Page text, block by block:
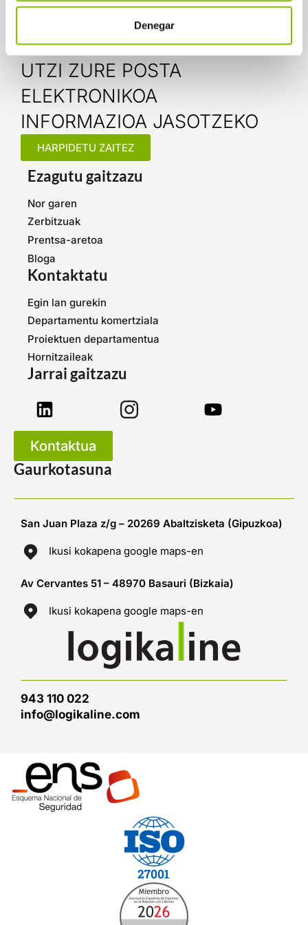
Denegar
UTZI ZURE POSTA
ELEKTRONIKOA
INFORMAZIOA JASOTZEKO
HARPIDETU ZAITEZ
Ezagutu gaitzazu
Nor garen
Zerbitzuak
Prentsa-aretoa
Bloga
Kontaktatu
Egin lan gurekin
Departamentu komertziala
Proiektuen departamentua
Hornitzaileak
Jarrai gaitzazu
Kontaktua
Gaurkotasuna
San Juan Plaza z/g – 20269 Abaltzisketa (Gipuzkoa)
Ikusi kokapena google maps-en
Av Cervantes 51 – 48970 Basauri (Bizkaia)
Ikusi kokapena google maps-en
943 110 022
info@logikaline.com